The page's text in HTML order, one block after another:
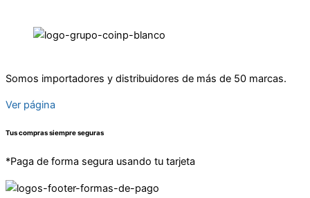
Somos importadores y distribuidores de más de 50 marcas.
Ver página
Tus compras siempre seguras
*Paga de forma segura usando tu tarjeta